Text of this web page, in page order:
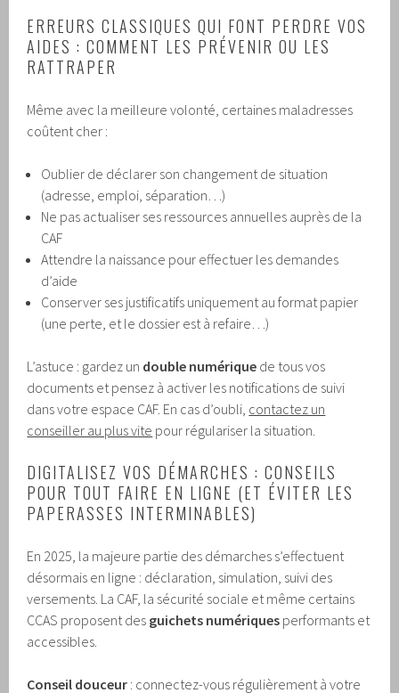
ERREURS CLASSIQUES QUI FONT PERDRE VOS
AIDES : COMMENT LES PRÉVENIR OU LES
RATTRAPER
Même avec la meilleure volonté, certaines maladresses
coûtent cher :
Oublier de déclarer son changement de situation
(adresse, emploi, séparation…)
Ne pas actualiser ses ressources annuelles auprès de la
CAF
Attendre la naissance pour effectuer les demandes
d’aide
Conserver ses justificatifs uniquement au format papier
(une perte, et le dossier est à refaire…)
L’astuce : gardez un double numérique de tous vos
documents et pensez à activer les notifications de suivi
dans votre espace CAF. En cas d’oubli, contactez un
conseiller au plus vite pour régulariser la situation.
DIGITALISEZ VOS DÉMARCHES : CONSEILS
POUR TOUT FAIRE EN LIGNE (ET ÉVITER LES
PAPERASSES INTERMINABLES)
En 2025, la majeure partie des démarches s’effectuent
désormais en ligne : déclaration, simulation, suivi des
versements. La CAF, la sécurité sociale et même certains
CCAS proposent des guichets numériques performants et
accessibles.
Conseil douceur : connectez-vous régulièrement à votre